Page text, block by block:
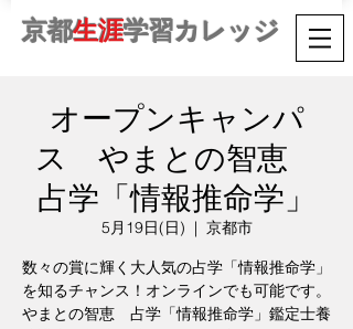
京都生涯学習カレッジ
オープンキャンパ
ス やまとの智恵
占学「情報推命学」
5月19日(日)
  |
京都市
数々の賞に輝く大人気の占学「情報推命学」
を知るチャンス！オンラインでも可能です。
やまとの智恵 占学「情報推命学」鑑定士養